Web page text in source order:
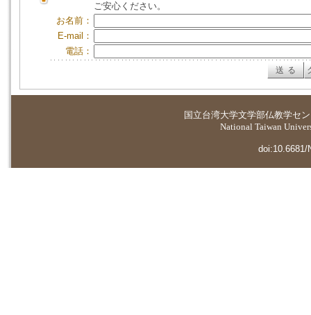
ご安心ください。
お名前：
E-mail：
電話：
国立台湾大学文学部仏教学セ
National Taiwan
doi:10.6681/